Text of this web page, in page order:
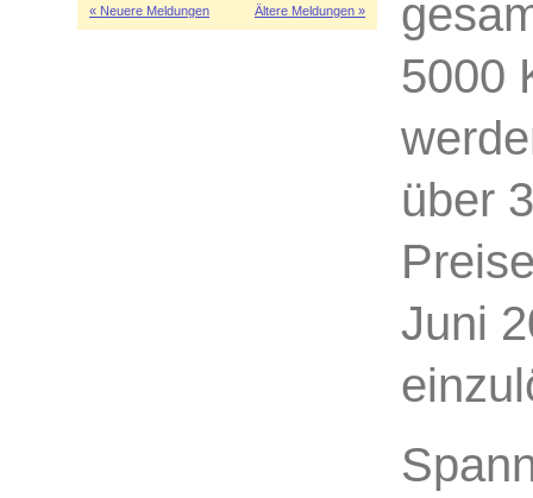
« Neuere Meldungen Ältere Meldungen »
5000
über
Juni